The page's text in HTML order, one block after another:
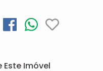
Este Imóvel